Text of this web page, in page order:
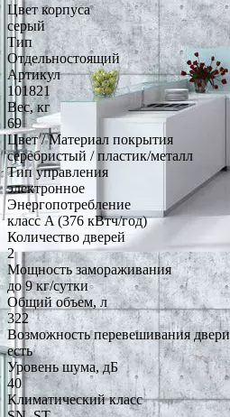
Цвет корпуса
серый
Тип
Отдельностоящий
Артикул
101821
Вес, кг
69
Цвет / Материал покрытия
серебристый / пластик/металл
Тип управления
электронное
Энергопотребление
класс A (376 кВтч/год)
Количество дверей
2
Мощность замораживания
до 9 кг/cутки
Общий объем, л
322
Возможность перевешивания двери
есть
Уровень шума, дБ
40
Климатический класс